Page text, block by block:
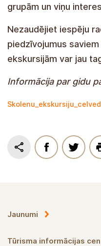
grupām un viņu
Nezaudējiet iespēju
piedzīvojumus
ekskursijām var jau
Informācija par gidu
Jaunumi
Tūrisma informācijas